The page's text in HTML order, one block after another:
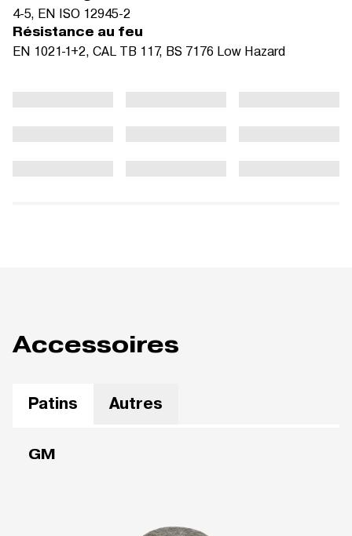
4-5, EN ISO 12945-2
Résistance au feu
EN 1021-1+2, CAL TB 117, BS 7176 Low Hazard
Accessoires
Patins Autres
GM